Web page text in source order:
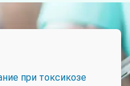
при токсикозе